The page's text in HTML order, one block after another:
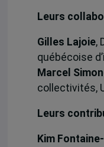
Leurs
Gilles Lajoie,
québécoise
Marcel
collectivités,
Leurs
Kim